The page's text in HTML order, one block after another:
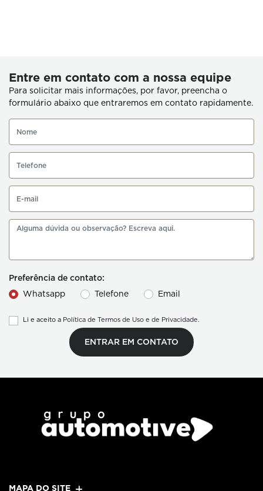
Entre em contato com a nossa equipe
Para solicitar mais informações, por favor, preencha o
formulário abaixo que entraremos em contato rapidamente.
Preferência de contato:
Whatsapp
Telefone Email
Li e aceito a Política de Termos de Uso e de Privacidade.
ENTRAR EM CONTATO
MAPA DO SITE